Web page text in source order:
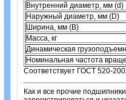
Внутренний диаметр, мм (d)
Наружный диаметр, мм (D)
Ширина, мм (B)
Масса, кг
Динамическая
Номинальная частота
Соответствует ГОСТ 520-
Как и все прочие